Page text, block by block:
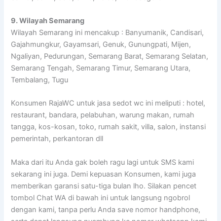
9. Wilayah Semarang
Wilayah Semarang ini mencakup : Banyumanik, Candisari,
Gajahmungkur, Gayamsari, Genuk, Gunungpati, Mijen,
Ngaliyan, Pedurungan, Semarang Barat, Semarang Selatan,
Semarang Tengah, Semarang Timur, Semarang Utara,
Tembalang, Tugu
Konsumen RajaWC untuk jasa sedot wc ini meliputi : hotel,
restaurant, bandara, pelabuhan, warung makan, rumah
tangga, kos-kosan, toko, rumah sakit, villa, salon, instansi
pemerintah, perkantoran dll
Maka dari itu Anda gak boleh ragu lagi untuk SMS kami
sekarang ini juga. Demi kepuasan Konsumen, kami juga
memberikan garansi satu-tiga bulan lho. Silakan pencet
tombol Chat WA di bawah ini untuk langsung ngobrol
dengan kami, tanpa perlu Anda save nomor handphone,